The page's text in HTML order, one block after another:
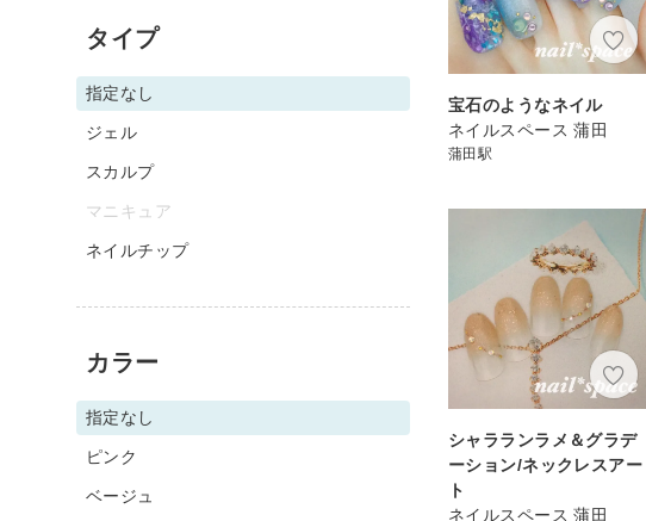
宝石のようなネイル
ネイルスペース 蒲田
蒲田駅
シャラランラメ＆グラデ
ーション/ネックレスアー
ト
ネイルスペース 蒲田
タイプ
指定なし
ジェル
スカルプ
マニキュア
ネイルチップ
カラー
指定なし
ピンク
ベージュ